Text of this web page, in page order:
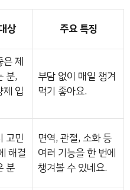
상 주요 특징
은 제
분,
제 입
부담 없이 매일 챙겨
먹기 좋아요.
고민
해결
분
면역, 관절, 소화 등
여러 기능을 한 번에
챙겨볼 수 있네요.